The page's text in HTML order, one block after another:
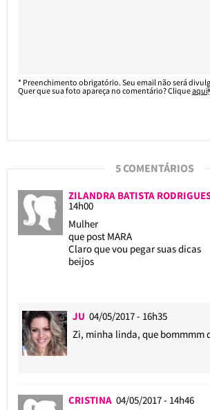
* Preenchimento obrigatório. Seu email não será
Quer que sua foto apareça no comentário? Clique
5 COMENTÁRIOS
ZILANDRA BATISTA
14h00
Mulher
que post MARA
Claro que vou pegar suas dicas
beijos
JU 04/05/2017 - 16h35
Zi, minha linda, que bommmm
CRISTINA 04/05/2017 - 14h46